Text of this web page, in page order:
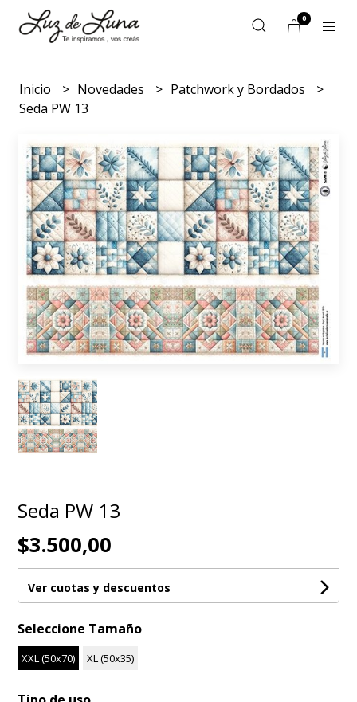
0
Inicio Novedades
Patchwork y Bordados
Seda PW 13
Seda PW 13
$3.500,00
Ver cuotas y descuentos
Seleccione Tamaño
XXL (50x70) XL (50x35)